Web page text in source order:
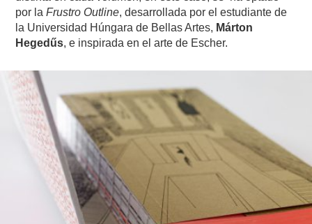
por laFrustro Outline, desarrollada por el estudiante de
la Universidad Húngara de Bellas Artes, Márton
Hegedűs, e inspirada en el arte de Escher.